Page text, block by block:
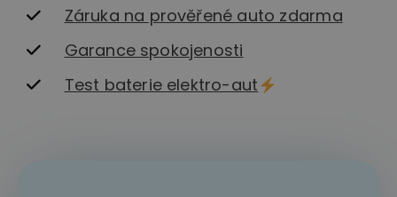
Záruka na prověřené auto zdarma
Garance spokojenosti
Test baterie elektro-aut